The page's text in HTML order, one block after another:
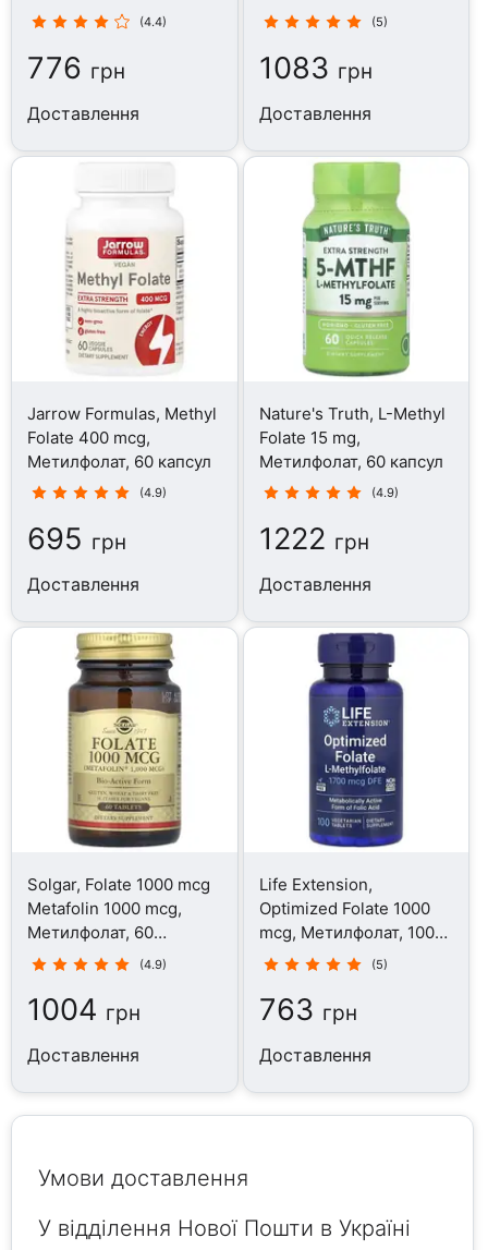
(4.4)
776 грн
Доставлення
таблеток
(5)
1083 грн
Доставлення
Jarrow Formulas, Methyl
Folate 400 mcg,
Метилфолат, 60 капсул
(4.9)
695 грн
Доставлення
Nature's Truth, L-Methyl
Folate 15 mg,
Метилфолат, 60 капсул
(4.9)
1222 грн
Доставлення
Solgar, Folate 1000 mcg
Metafolin 1000 mcg,
Метилфолат, 60
таблеток
(4.9)
1004 грн
Доставлення
Life Extension,
Optimized Folate 1000
mcg, Метилфолат, 100
таблеток
(5)
763 грн
Доставлення
Умови доставлення
У відділення Нової Пошти в Україні